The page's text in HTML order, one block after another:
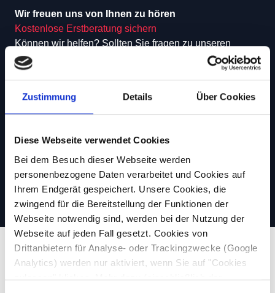
Zustimmung Details Über Cookies
Diese Webseite verwendet Cookies
Bei dem Besuch dieser Webseite werden
personenbezogene Daten verarbeitet und Cookies auf
Ihrem Endgerät gespeichert. Unsere Cookies, die
zwingend für die Bereitstellung der Funktionen der
Webseite notwendig sind, werden bei der Nutzung der
Webseite auf jeden Fall gesetzt. Cookies von
Drittanbietern für Analyse- oder Trackingzwecke (Google
Analytics) werden nur aktiviert, wenn Sie auf "Cookies
zulassen" klicken. Mehr dazu (einschließlich der
Wir freuen uns von Ihnen zu hören
Kostenlose Erstberatung sichern
Können wir helfen? Sollten Sie fragen zu unseren
Leistungen haben, zögern Sie nicht, uns zu
kontaktieren! Wir freuen uns auf ein Gespräch mit Ihnen.
einen Termin aus.
Jetzt kostenlosen Beratungstermin